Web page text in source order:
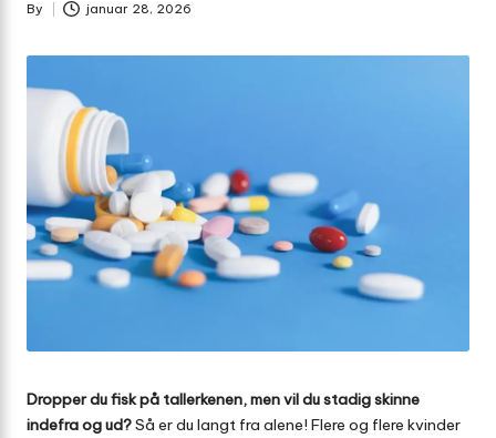
Posted
By januar 28, 2026
Dropper du fisk på tallerkenen, men vil du stadig skinne
indefra og ud?Så er du langt fra alene! Flere og flere kvinder